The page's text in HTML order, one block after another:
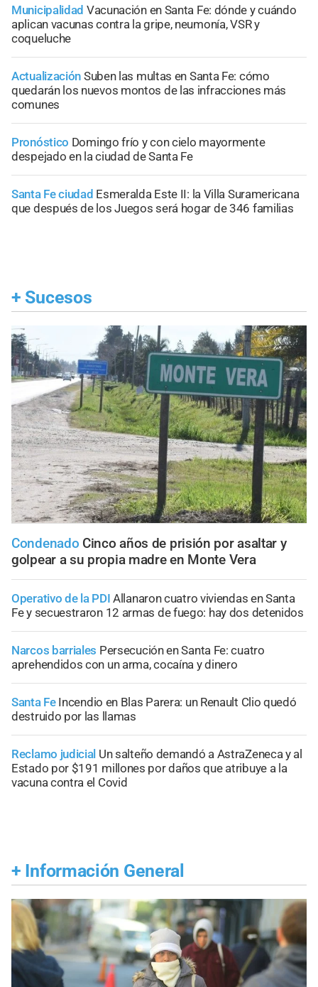
Municipalidad Vacunación en Santa Fe: dónde y cuándo
aplican vacunas contra la gripe, neumonía, VSR y
coqueluche
Actualización Suben las multas en Santa Fe: cómo
quedarán los nuevos montos de las infracciones más
comunes
Pronóstico Domingo frío y con cielo mayormente
despejado en la ciudad de Santa Fe
Santa Fe ciudad Esmeralda Este II: la Villa Suramericana
que después de los Juegos será hogar de 346 familias
+ Sucesos
Condenado Cinco años de prisión por asaltar y
golpear a su propia madre en Monte Vera
Operativo de la PDI Allanaron cuatro viviendas en Santa
Fe y secuestraron 12 armas de fuego: hay dos detenidos
Narcos barriales Persecución en Santa Fe: cuatro
aprehendidos con un arma, cocaína y dinero
Santa Fe Incendio en Blas Parera: un Renault Clio quedó
destruido por las llamas
Reclamo judicial Un salteño demandó a AstraZeneca y al
Estado por $191 millones por daños que atribuye a la
vacuna contra el Covid
+ Información General